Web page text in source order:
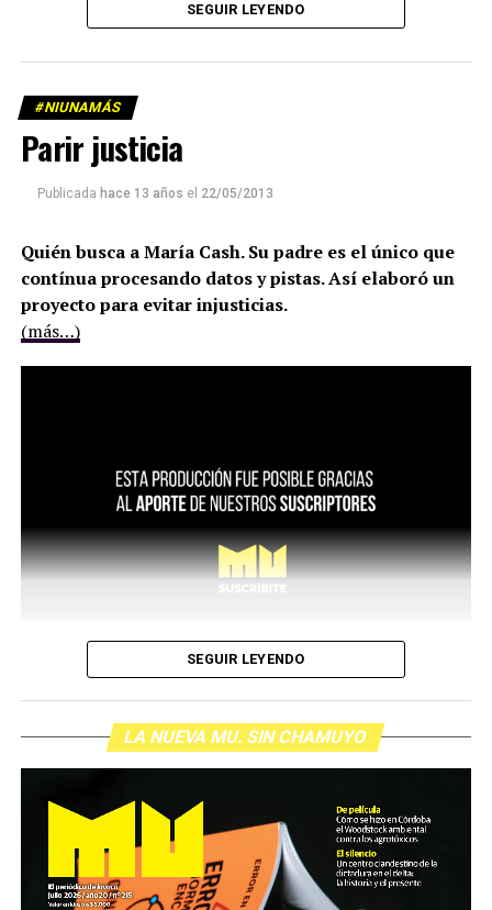
SEGUIR LEYENDO
#NIUNAMÁS
Parir justicia
Publicada hace 13 años el 22/05/2013
Quién busca a María Cash. Su padre es el único que
contínua procesando datos y pistas. Así elaboró un
proyecto para evitar injusticias.
(más…)
SEGUIR LEYENDO
LA NUEVA MU. SIN CHAMUYO